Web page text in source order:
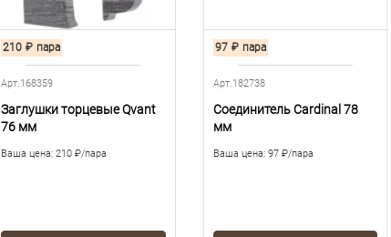
210 ₽ пара
Арт.168359
Заглушки торцевые Qvant
76 мм
Ваша цена: 210 ₽/пара
97 ₽ пара
Арт.182738
Соединитель Cardinal 78
мм
Ваша цена: 97 ₽/пара